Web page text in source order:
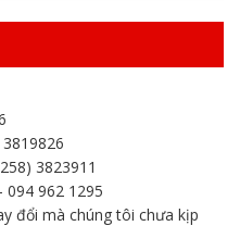
3823911
094 962 1295
đổi mà chúng tôi chưa kịp